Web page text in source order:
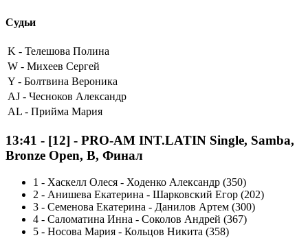
Судьи
K - Телешова Полина
W - Михеев Сергей
Y - Болтвина Вероника
AJ - Чесноков Александр
AL - Прийма Мария
13:41 - [12] - PRO-AM INT.LATIN Single, Samba,
Bronze Open, B, Финал
1 - Хаскелл Олеся - Ходенко Александр (350)
2 - Анишева Екатерина - Шарковский Егор (202)
3 - Семенова Екатерина - Данилов Артем (300)
4 - Саломатина Инна - Соколов Андрей (367)
5 - Носова Мария - Кольцов Никита (358)